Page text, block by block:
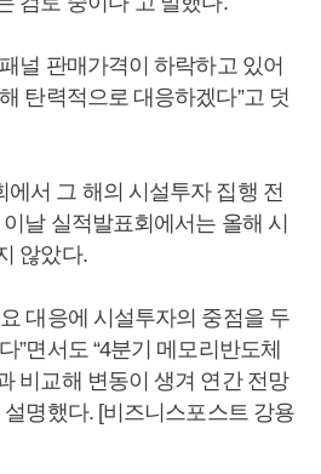
널 판매가격이 하락하고 있어
탄력적으로 대응하겠다”고 덧
서 그 해의 시설투자 집행 전
날 실적발표회에서는 올해 시
않았다.
대응에 시설투자의 중점을 두
”면서도 “4분기 메모리반도체
비교해 변동이 생겨 연간 전망
설명했다. [비즈니스포스트 강용